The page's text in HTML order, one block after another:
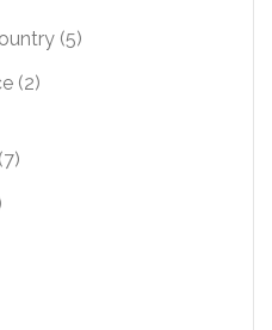
(5)
(2)
(7)